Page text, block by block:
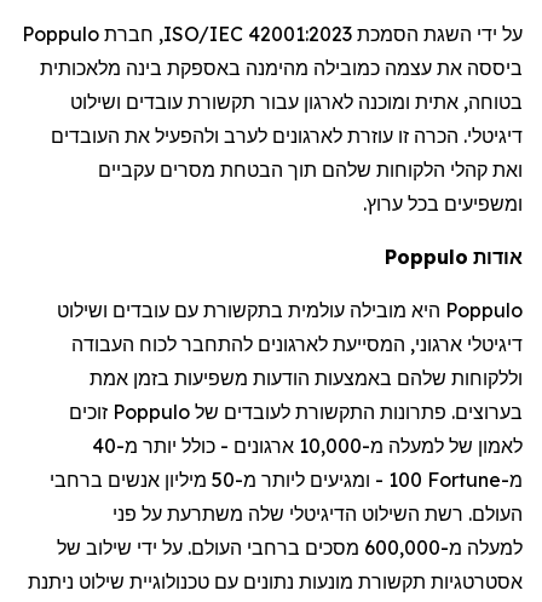
על ידי השגת הסמכת חברת Poppulo
ביססה את עצמה כמובילה מהימנה באספקת בינה מלאכותית
בטוחה, אתית ומוכנה לארגון עבור תקשורת עובדים ושילוט
דיגיטלי. הכרה זו עוזרת לארגונים לערב ולהפעיל את העובדים
ואת קהלי הלקוחות שלהם תוך הבטחת מסרים עקביים
ומשפיעים בכל ערוץ.
אודות Poppulo
Poppulo היא מובילה עולמית בתקשורת עם עובדים ושילוט
דיגיטלי ארגוני, המסייעת לארגונים להתחבר לכוח העבודה
וללקוחות שלהם באמצעות הודעות משפיעות בזמן אמת
בערוצים. פתרונות התקשורת לעובדים של Poppulo זוכים
לאמון של למעלה מ-10,000 ארגונים - כולל יותר
מ-40
מ-Fortune ומגיעים ליותר מ-50 מיליון אנשים ברחבי
העולם. רשת השילוט הדיגיטלי שלה משתרעת על פני
למעלה מ-600,000 מסכים ברחבי העולם. על ידי שילוב של
אסטרטגיות תקשורת מונעות נתונים עם טכנולוגיית שילוט ניתנת